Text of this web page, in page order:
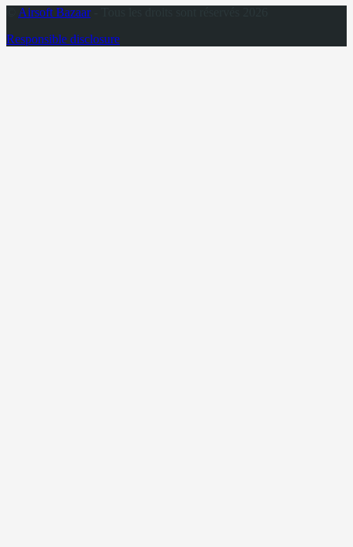
Airsoft Bazaar- Tous les droits sont réservés 2026
Responsible disclosure